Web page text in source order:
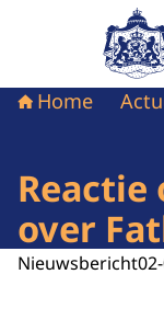
Naar
Home
Reactie
over
Nieuwsbericht